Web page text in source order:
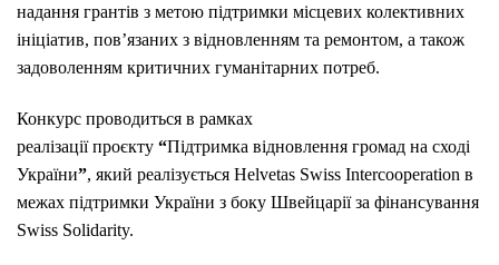
надання грантів з метою підтримки місцевих колективних
ініціатив, пов’язаних з відновленням та ремонтом, а також
задоволенням критичних гуманітарних потреб.
Конкурс проводиться в рамках
реалізації проєкту “Підтримка відновлення громад на сході
України”, який реалізується Helvetas Swiss Intercooperation в
межах підтримки України з боку Швейцарії за фінансування
Swiss Solidarity.